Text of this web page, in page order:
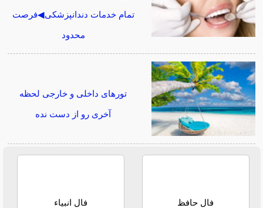
تمام خدمات دندانپزشکی◀فرصت
محدود
تورهای داخلی و خارجی لحظه
آخری رو از دست نده
فال حافظ فال انبیاء